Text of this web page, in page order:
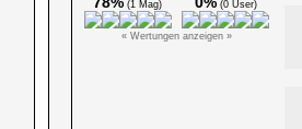
(1 Mag) (0 User)
« Wertungen anzeigen »